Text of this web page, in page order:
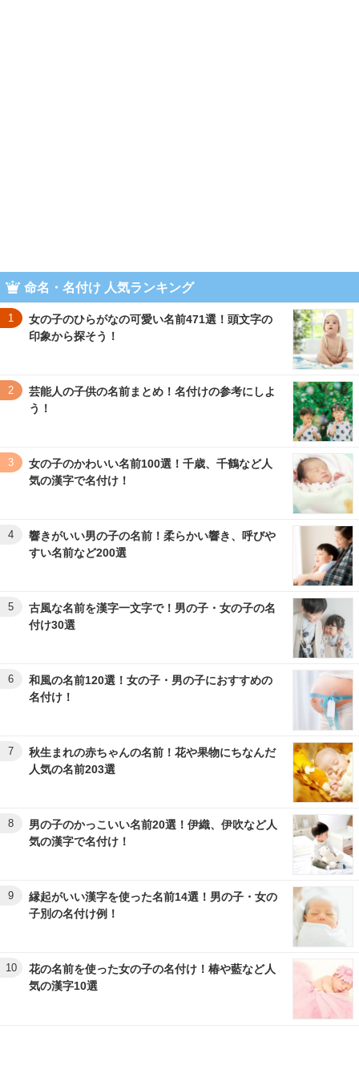
命名・名付け 人気ランキング
1
女の子のひらがなの可愛い名前471選！頭文字の
印象から探そう！
2
芸能人の子供の名前まとめ！名付けの参考にしよ
う！
3
女の子のかわいい名前100選！千歳、千鶴など人
気の漢字で名付け！
4
響きがいい男の子の名前！柔らかい響き、呼びや
すい名前など200選
5
古風な名前を漢字一文字で！男の子・女の子の名
付け30選
6
和風の名前120選！女の子・男の子におすすめの
名付け！
7
秋生まれの赤ちゃんの名前！花や果物にちなんだ
人気の名前203選
8
男の子のかっこいい名前20選！伊織、伊吹など人
気の漢字で名付け！
9
縁起がいい漢字を使った名前14選！男の子・女の
子別の名付け例！
10
花の名前を使った女の子の名付け！椿や藍など人
気の漢字10選